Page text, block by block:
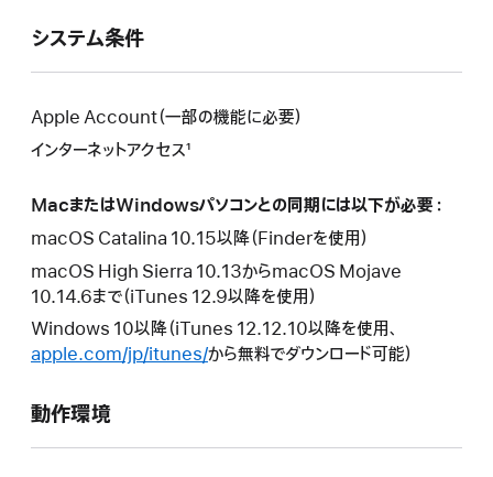
ま
ま
す。
ウ
き
ま
システム条件
Apple Account（一部の機能に必要）
インターネットアクセス¹
MacまたはWindowsパソコンとの同期には以下が必要：
macOS Catalina 10.15以降（Finderを使用）
macOS High Sierra 10.13からmacOS Mojave
10.14.6まで（iTunes 12.9以降を使用）
Windows 10以降（iTunes 12.12.10以降を使用、
apple.com/jp/itunes/から無料でダウンロード可能）
動作環境